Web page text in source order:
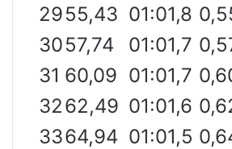
2955,43 01:01,8
3057,74 01:01,7
31 60,09 01:01,7
3262,49 01:01,6
3364,94 01:01,5